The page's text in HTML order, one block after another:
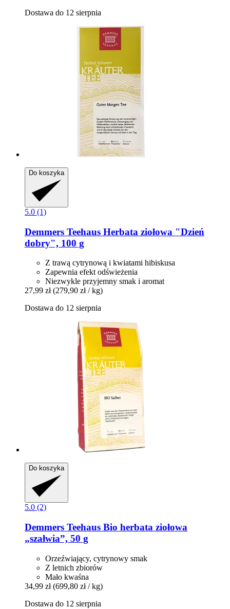
Dostawa do 12 sierpnia
Do koszyka
5.0 (1)
Demmers Teehaus Herbata ziołowa "Dzień
dobry", 100 g
Z trawą cytrynową i kwiatami hibiskusa
Zapewnia efekt odświeżenia
Niezwykle przyjemny smak i aromat
27,99 zł (279,90 zł / kg)
Dostawa do 12 sierpnia
Do koszyka
5.0 (2)
Demmers Teehaus Bio herbata ziołowa
„szałwia”, 50 g
Orzeźwiający, cytrynowy smak
Z letnich zbiorów
Mało kwaśna
34,99 zł (699,80 zł / kg)
Dostawa do 12 sierpnia